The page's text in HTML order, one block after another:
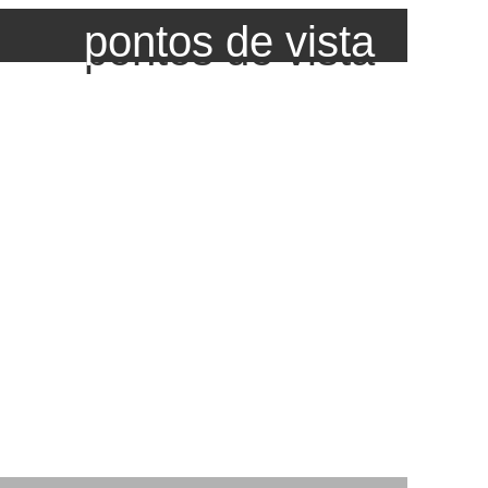
pontos de vista